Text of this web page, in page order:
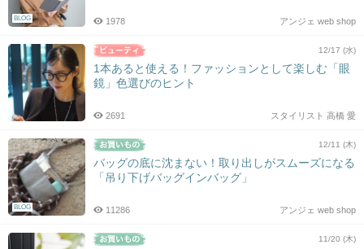
BLOG アンジェ web shop
1978
12/17 (水)
1本あると使える！ファッションとして楽しむ「眼
鏡」色選びのヒント
スタイリスト 高橋 愛
2691
BLOG
12/11 (木)
バッグの底に沈まない！取り出しがスムーズになる
「吊り下げバッグインバッグ」
アンジェ web shop
11286
11/20 (木)